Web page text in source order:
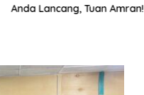
Anda Lancang, Tuan Amran!